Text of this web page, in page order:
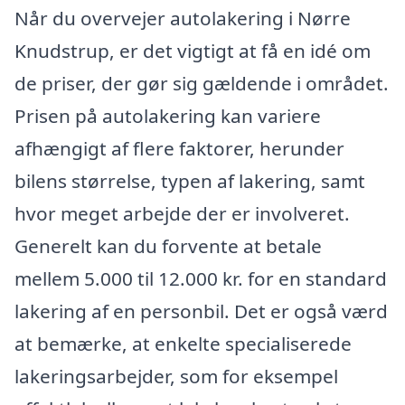
Når du overvejer autolakering i Nørre
Knudstrup, er det vigtigt at få en idé om
de priser, der gør sig gældende i området.
Prisen på autolakering kan variere
afhængigt af flere faktorer, herunder
bilens størrelse, typen af lakering, samt
hvor meget arbejde der er involveret.
Generelt kan du forvente at betale
mellem 5.000 til 12.000 kr. for en standard
lakering af en personbil. Det er også værd
at bemærke, at enkelte specialiserede
lakeringsarbejder, som for eksempel